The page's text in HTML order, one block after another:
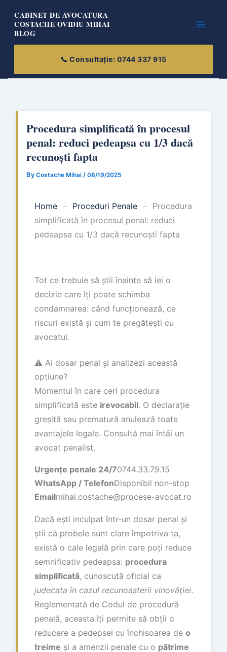
content
CABINET DE AVOCATURA
COSTACHE OVIDIU MIHAI
BLOG
Procedura simplificată în procesul
penal: reduci pedeapsa cu 1/3 dacă
recunoști fapta
By Costache Mihai / 08/19/2025
Home – Proceduri Penale – Procedura
simplificată în procesul penal: reduci
pedeapsa cu 1/3 dacă recunoști fapta
Tot ce trebuie să știi înainte să iei o
decizie care îți poate schimba
condamnarea: când funcționează, ce
riscuri există și cum te pregătești cu
avocatul.
⚠️ Ai dosar penal și analizezi această
opțiune?
Momentul în care ceri procedura
simplificată este irevocabil. O declarație
greșită sau prematură anulează toate
avantajele legale. Consultă mai întâi un
avocat penalist.
Urgențe penale 24/70744.33.79.15
WhatsApp / TelefonDisponibil non-stop
Emailmihai.costache@procese-avocat.ro
Dacă ești inculpat într-un dosar penal și
știi că probele sunt clare împotriva ta,
există o cale legală prin care poți reduce
semnificativ pedeapsa: procedura
simplificată, cunoscută oficial ca
judecata în cazul recunoașterii vinovăției.
Reglementată de Codul de procedură
penală, aceasta îți permite să obții o
reducere a pedepsei cu închisoarea de o
treime și a amenzii penale cu o pătrime